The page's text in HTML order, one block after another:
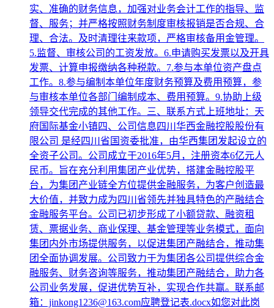
实、准确的财务信息，加强对业务会计工作的指导、监
督、服务；并严格按照财务制度审核报销是否合规、合
理、合法。及时清理往来款项，严格审核备用金管理。
5.监督、审核公司的工资发放。6.申请购买发票以及开具
发票、计算申报缴纳各种税款。7.参与本单位资产盘点
工作。8.参与编制本单位年度财务预算及费用预算，参
与审核本单位各部门编制成本、费用预算。9.协助上级
领导交代完成的其他工作。三、联系方式上班地址：天
府国际基金小镇四、公司信息四川华西金融控股股份有
限公司 是经四川省国资委批准，由华西集团发起设立的
全资子公司。公司成立于2016年5月，注册资本6亿元人
民币。旨在充分利用集团产业优势，搭建金融控股平
台，为集团产业链全方位提供金融服务，为客户创造最
大价值，并致力成为四川省领先并独具特色的产融结合
金融服务平台。公司已初步形成了小额贷款、融资租
赁、票据业务、商业保理、基金管理等业务模式，面向
集团内外市场提供服务，以促进集团产融结合，推动集
团全面协调发展。公司致力于为集团各公司提供综合金
融服务、财务咨询等服务，推动集团产融结合，助力各
公司业务发展，促进优势互补，实现合作共赢。联系邮
箱：jinkong1236@163.com应聘登记表.docx如您对此岗